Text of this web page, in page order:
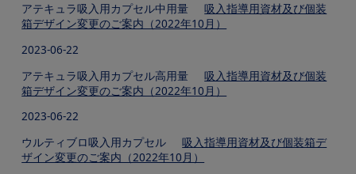
アテキュラ吸入用カプセル中用量吸入指導用資材及び個装
箱デザイン変更のご案内（2022年10月）
2023-06-22
アテキュラ吸入用カプセル高用量吸入指導用資材及び個装
箱デザイン変更のご案内（2022年10月）
2023-06-22
ウルティブロ吸入用カプセル吸入指導用資材及び個装箱デ
ザイン変更のご案内（2022年10月）